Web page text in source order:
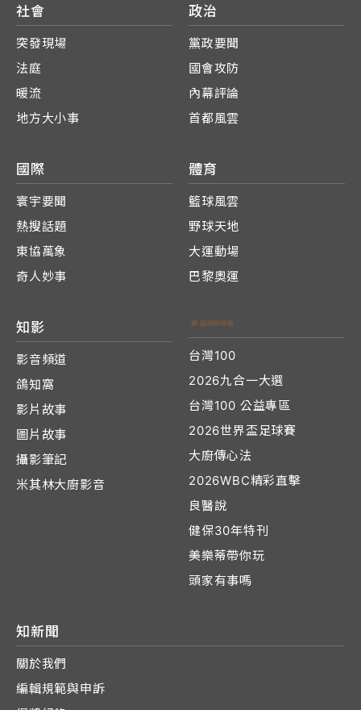
社會
突發現場
法庭
暖流
地方大小事
政治
黨政要聞
國會攻防
內幕評論
首都風雲
國際
寰宇要聞
熱搜話題
東協萬象
奇人妙事
體育
籃球風雲
野球天地
大運動場
巴黎奧運
知影
影音頻道
鴿知窩
影片故事
圖片故事
攝影筆記
米其林大廚影音
台灣100
2026九合一大選
台灣100 公益專區
2026世界盃足球賽
大廚傳心法
2026WBC精彩直擊
良醫說
健保30年特刊
美樂蒂帶你玩
頭家有事嗎
知新聞
關於我們
編輯規範與申訴